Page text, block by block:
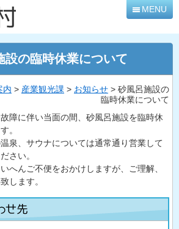
MENU
設の臨時休業について
内 > 産業観光課 > お知らせ > 砂風呂施設の
臨時休業について
障に伴い当面の間、砂風呂施設を臨時休
。
泉、サウナについては通常通り営業して
さい。
へんご不便をおかけしますが、ご理解、
します。